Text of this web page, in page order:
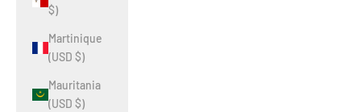
$)
Martinique
(USD $)
Mauritania
(USD $)